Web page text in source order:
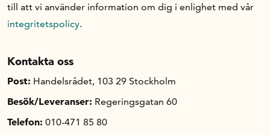
till att vi använder information om dig i enlighet med vår
integritetspolicy.
Kontakta oss
Post: Handelsrådet, 103 29 Stockholm
Besök/Leveranser: Regeringsgatan 60
Telefon: 010-471 85 80